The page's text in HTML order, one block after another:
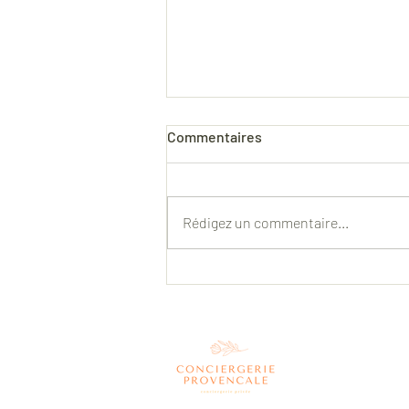
Commentaires
Rédigez un commentaire...